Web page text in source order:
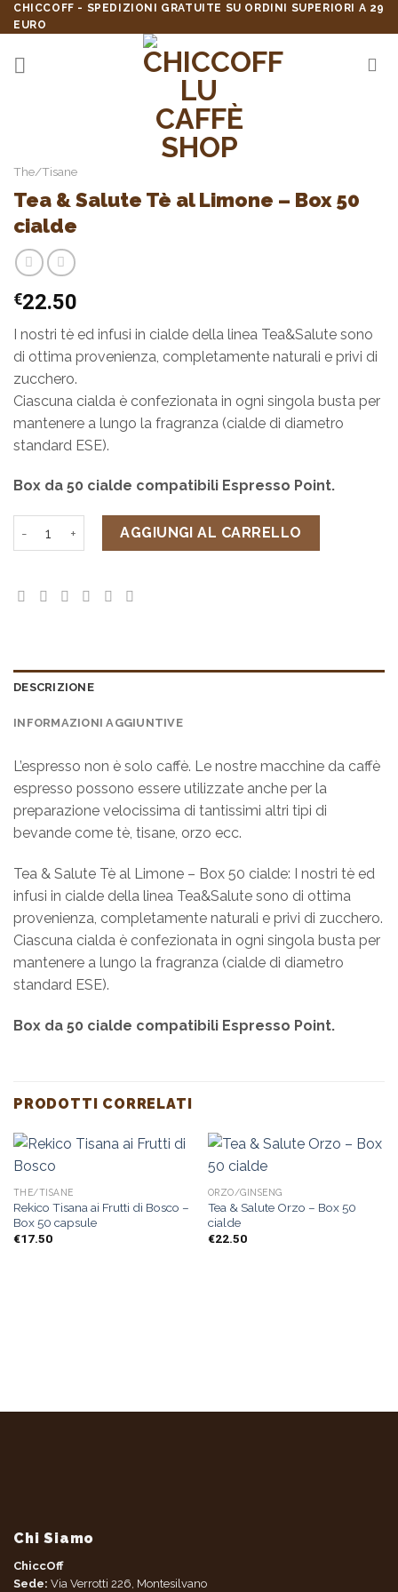
Skip
to
content
CHICCOFF - SPEDIZIONI GRATUITE SU ORDINI SUPERIORI A 29
EURO
The/Tisane
Tea & Salute Tè al Limone – Box 50
cialde
€22.50
I nostri tè ed infusi in cialde della linea Tea&Salute sono
di ottima provenienza, completamente naturali e privi di
zucchero.
Ciascuna cialda è confezionata in ogni singola busta per
mantenere a lungo la fragranza (cialde di diametro
standard ESE).
Box da 50 cialde compatibili Espresso Point.
Tea & Salute Tè al Limone - Box 50 cialde quantità
AGGIUNGI AL CARRELLO
DESCRIZIONE
INFORMAZIONI AGGIUNTIVE
L’espresso non è solo caffè. Le nostre macchine da caffè
espresso possono essere utilizzate anche per la
preparazione velocissima di tantissimi altri tipi di
bevande come tè, tisane, orzo ecc.
Tea & Salute Tè al Limone – Box 50 cialde: I nostri tè ed
infusi in cialde della linea Tea&Salute sono di ottima
provenienza, completamente naturali e privi di zucchero.
Ciascuna cialda è confezionata in ogni singola busta per
mantenere a lungo la fragranza (cialde di diametro
standard ESE).
Box da 50 cialde compatibili Espresso Point.
PRODOTTI CORRELATI
THE/TISANE
Rekico Tisana ai Frutti di Bosco –
Box 50 capsule
€17.50
ORZO/GINSENG
Tea & Salute Orzo – Box 50
cialde
€22.50
Chi Siamo
ChiccOff
Sede: Via Verrotti 226, Montesilvano